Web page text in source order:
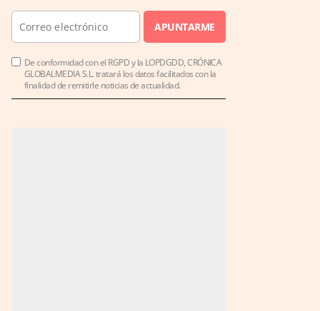
APUNTARME
De conformidad con el RGPD y la LOPDGDD, CRÓNICA
GLOBALMEDIA S.L. tratará los datos facilitados con la
finalidad de remitirle noticias de actualidad.